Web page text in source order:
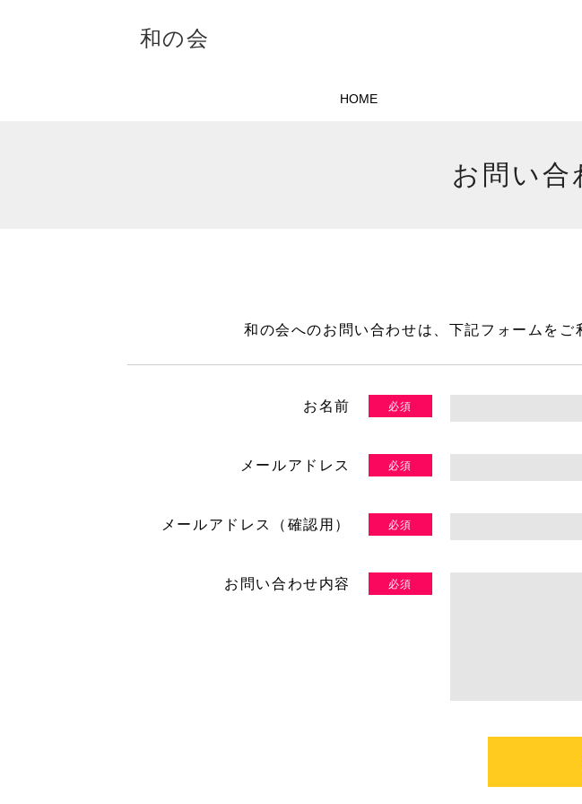
和の会
HOME
お問い合
和の会へのお問い合わせは、下記フォームをご
お名前
メールアドレス
メールアドレス（確認用）
お問い合わせ内容